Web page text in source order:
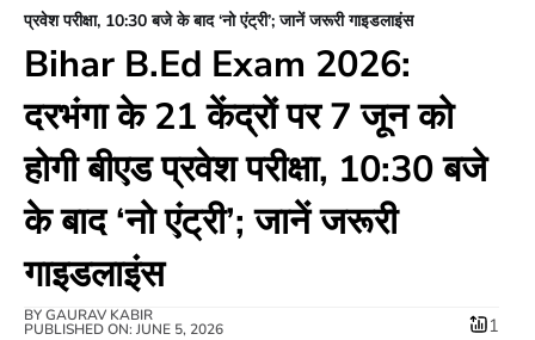
प्रवेश परीक्षा, 10:30 बजे के बाद ‘नो एंट्री’; जानें जरूरी गाइडलाइंस
Bihar B.Ed Exam 2026:
दरभंगा के 21 केंद्रों पर 7 जून को
होगी बीएड प्रवेश परीक्षा, 10:30 बजे
के बाद ‘नो एंट्री’; जानें जरूरी
गाइडलाइंस
BYGAURAV KABIR
PUBLISHED ON: JUNE 5, 2026 1